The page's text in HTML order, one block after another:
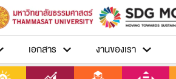
เอกสาร งานของเรา